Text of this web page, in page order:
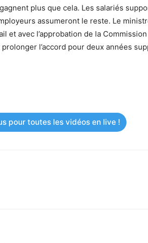
plus que cela. Les salariés
assumeront le reste. Le
et avec l’approbation de la
l’accord pour deux années
pour toutes les vidéos en live !